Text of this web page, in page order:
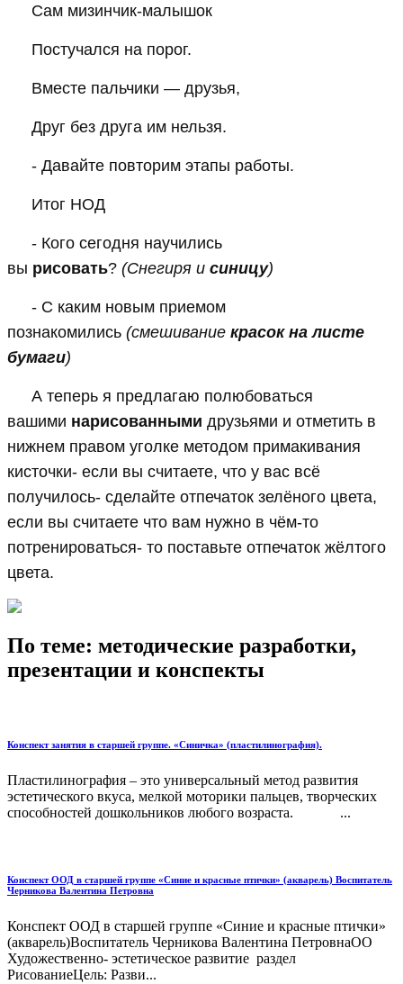
Сам мизинчик-малышок
Постучался на порог.
Вместе пальчики — друзья,
Друг без друга им нельзя.
- Давайте повторим этапы работы.
Итог НОД
- Кого сегодня научились
вы рисовать? (Снегиря и синицу)
- С каким новым приемом
познакомились (смешивание красок на листе
бумаги)
А теперь я предлагаю полюбоваться
вашими нарисованными друзьями и отметить в
нижнем правом уголке методом примакивания
кисточки- если вы считаете, что у вас всё
получилось- сделайте отпечаток зелёного цвета,
если вы считаете что вам нужно в чём-то
потренироваться- то поставьте отпечаток жёлтого
цвета.
По теме: методические разработки,
презентации и конспекты
Конспект занятия в старшей группе. «Синичка» (пластилинография).
Пластилинография – это универсальный метод развития
эстетического вкуса, мелкой моторики пальцев, творческих
способностей дошкольников любого возраста. ...
Конспект ООД в старшей группе «Синие и красные птички» (акварель) Воспитатель
Черникова Валентина Петровна
Конспект ООД в старшей группе «Синие и красные птички»
(акварель)Воспитатель Черникова Валентина ПетровнаОО
Художественно- эстетическое развитие раздел
РисованиеЦель: Разви...